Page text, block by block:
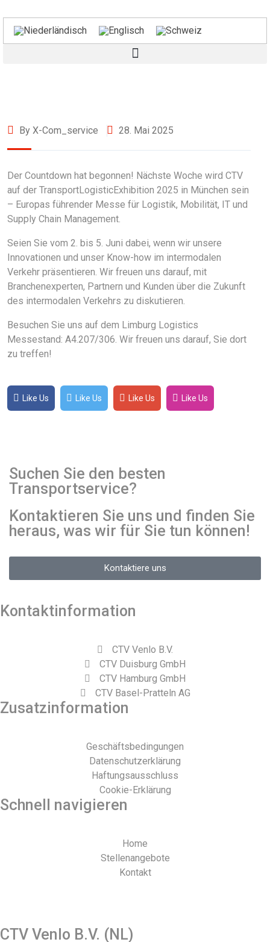
By X-Com_service 28. Mai 2025
Der Countdown hat begonnen! Nächste Woche wird CTV
auf der TransportLogisticExhibition 2025 in München sein
– Europas führender Messe für Logistik, Mobilität, IT und
Supply Chain Management.
Seien Sie vom 2. bis 5. Juni dabei, wenn wir unsere
Innovationen und unser Know-how im intermodalen
Verkehr präsentieren. Wir freuen uns darauf, mit
Branchenexperten, Partnern und Kunden über die Zukunft
des intermodalen Verkehrs zu diskutieren.
Besuchen Sie uns auf dem Limburg Logistics
Messestand: A4.207/306. Wir freuen uns darauf, Sie dort
zu treffen!
Like Us Like Us Like Us Like Us
Suchen Sie den besten
Transportservice?
Kontaktieren Sie uns und finden Sie
heraus, was wir für Sie tun können!
Kontaktiere uns
Kontaktinformation
CTV Venlo B.V.
CTV Duisburg GmbH
CTV Hamburg GmbH
CTV Basel-Pratteln AG
Zusatzinformation
Geschäftsbedingungen
Datenschutzerklärung
Haftungsausschluss
Cookie-Erklärung
Schnell navigieren
Home
Stellenangebote
Kontakt
CTV Venlo B.V. (NL)